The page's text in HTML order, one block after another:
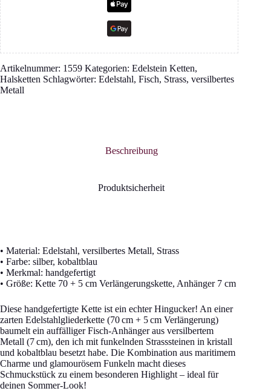
Artikelnummer: 1559 Kategorien: Edelstein Ketten,
Halsketten Schlagwörter: Edelstahl, Fisch, Strass, versilbertes
Metall
Beschreibung
Produktsicherheit
• Material: Edelstahl, versilbertes Metall, Strass
• Farbe: silber, kobaltblau
• Merkmal: handgefertigt
• Größe: Kette 70 + 5 cm Verlängerungskette, Anhänger 7 cm
Diese handgefertigte Kette ist ein echter Hingucker! An einer
zarten Edelstahlgliederkette (70 cm + 5 cm Verlängerung)
baumelt ein auffälliger Fisch-Anhänger aus versilbertem
Metall (7 cm), den ich mit funkelnden Strasssteinen in kristall
und kobaltblau besetzt habe. Die Kombination aus maritimem
Charme und glamourösem Funkeln macht dieses
Schmuckstück zu einem besonderen Highlight – ideal für
deinen Sommer-Look!